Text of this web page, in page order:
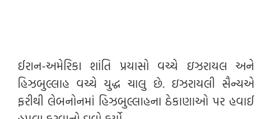
ઈરાન-અમેરિકા શાંતિ પ્રયાસો વચ્ચે ઇઝરાયલ અને
હિઝબુલ્લાહ વચ્ચે યુદ્ધ ચાલુ છે. ઇઝરાયલી સૈન્યએ
ફરીથી લેબનોનમાં હિઝબુલ્લાહના ઠેકાણાઓ પર હવાઈ